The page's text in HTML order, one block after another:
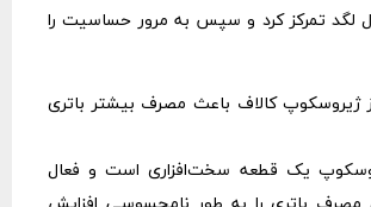
لگد تمرکز کرد و سپس به مرور حساسیت را
از ژیروسکوپ کالاف باعث مصرف بیشتر باتری
یک قطعه سخت‌افزاری است و فعال